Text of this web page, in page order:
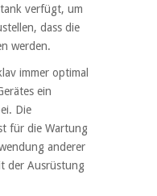
verfügt, um
dass die
werden.
immer optimal
ein
Die
für die Wartung
anderer
der Ausrüstung